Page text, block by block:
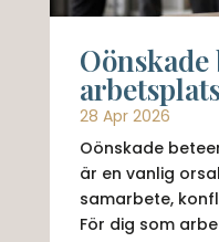
Oönskade
28 Apr 2026
Oönskade
är en vanlig
samarbete,
För dig som